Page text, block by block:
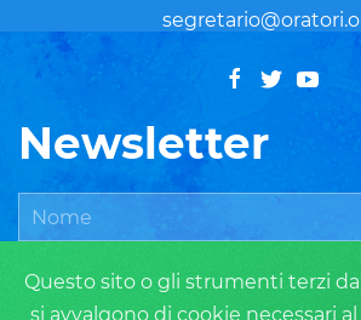
Questo sito o gli strumenti terzi
si avvalgono di cookie necessari
Newsletter